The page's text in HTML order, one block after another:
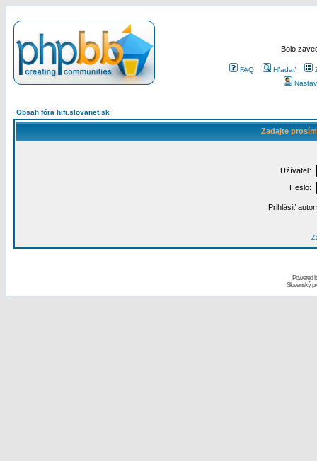
Bolo
FAQ Hľadať
Obsah fóra hifi.slovanet.sk
Zadajte
Užívateľ:
Heslo:
Prihlásiť
Powered
Slovenský